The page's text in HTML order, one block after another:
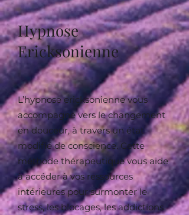
Hypnose
Ericksonienne
L’hypnose ericksonienne vous
accompagne vers le changement
en douceur, à travers un état
modifié de conscience. Cette
méthode thérapeutique vous aide
à accéder à vos ressources
intérieures pour surmonter le
stress, les blocages, les addictions